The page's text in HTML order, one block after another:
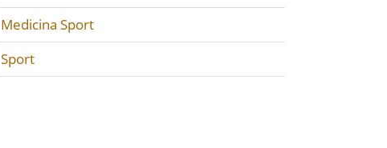
Medicina Sport
Sport